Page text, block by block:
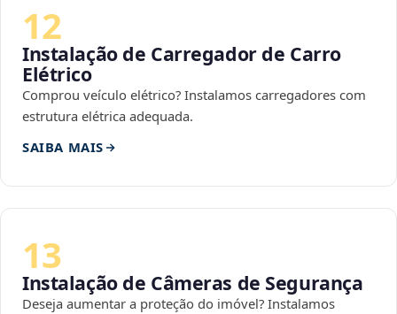
12
Instalação de Carregador de Carro
Elétrico
Comprou veículo elétrico? Instalamos carregadores com
estrutura elétrica adequada.
SAIBA MAIS
13
Instalação de Câmeras de Segurança
Deseja aumentar a proteção do imóvel? Instalamos